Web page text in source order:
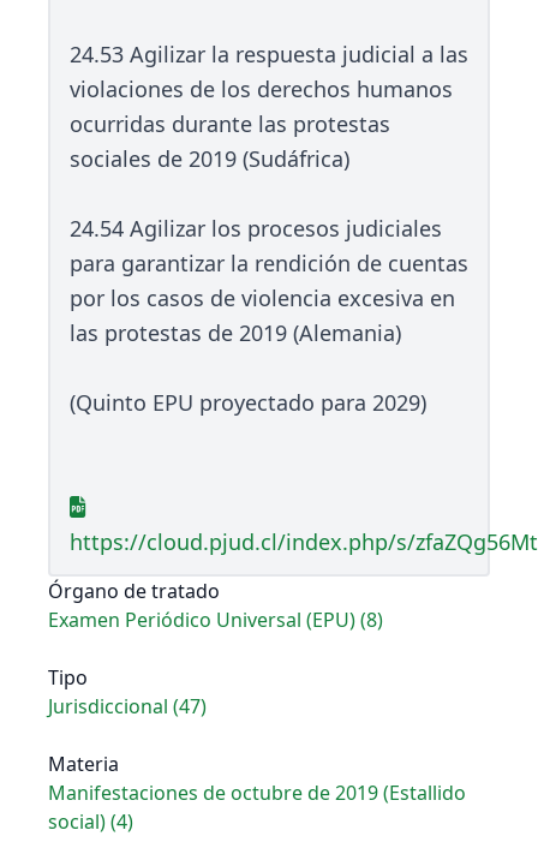
24.53 Agilizar la respuesta judicial a las
violaciones de los derechos humanos
ocurridas durante las protestas
sociales de 2019 (Sudáfrica)
24.54 Agilizar los procesos judiciales
para garantizar la rendición de cuentas
por los casos de violencia excesiva en
las protestas de 2019 (Alemania)
(Quinto EPU proyectado para 2029)
https://cloud.pjud.cl/index.php/s/
Órgano de tratado
Examen Periódico Universal (EPU) (8)
Tipo
Jurisdiccional (47)
Materia
Manifestaciones de octubre de 2019 (Estallido
social) (4)